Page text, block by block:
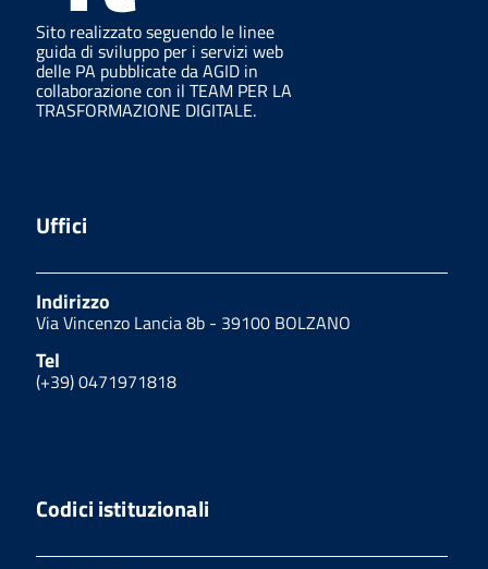
Sito realizzato seguendo le linee
guida di sviluppo per i servizi web
delle PA pubblicate da AGID in
collaborazione con il TEAM PER LA
TRASFORMAZIONE DIGITALE.
Uffici
Indirizzo
Via Vincenzo Lancia 8b - 39100 BOLZANO
Tel
(+39) 0471971818
Codici istituzionali